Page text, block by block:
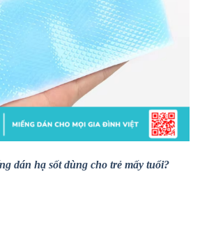
dán hạ sốt dùng cho trẻ mấy tuổi?